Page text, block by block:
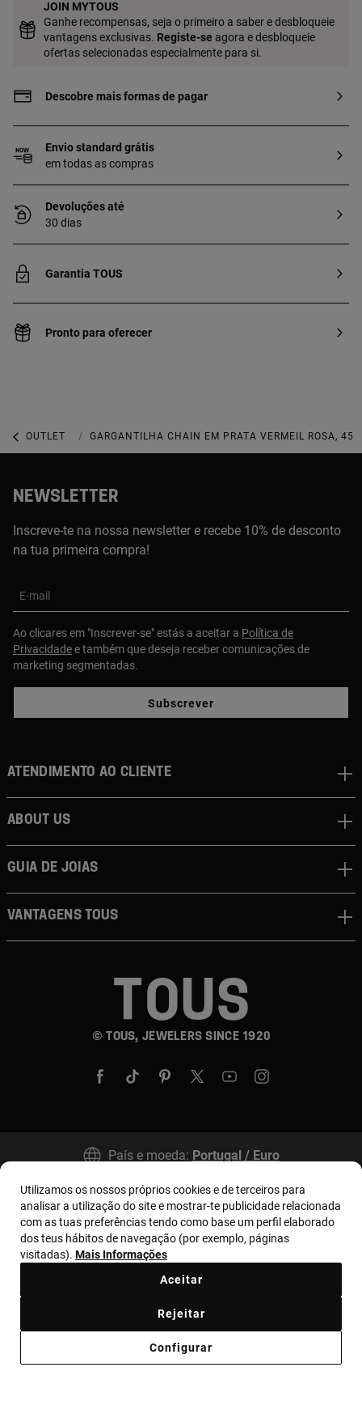
JOIN MYTOUS
Ganhe recompensas, seja o primeiro a saber e desbloqueie
vantagens exclusivas. Registe-se agora e desbloqueie
ofertas selecionadas especialmente para si.
Descobre mais formas de pagar
Envio standard grátis
em todas as compras
Devoluções até
30 dias
Garantia TOUS
Pronto para oferecer
OUTLET OUTLET JOALHARIA
GARGANTILHA CHAIN EM PRATA VERMEIL ROSA, 45
NEWSLETTER
Inscreve-te na nossa newsletter e recebe 10% de desconto
na tua primeira compra!
E-mail
Ao clicares em "Inscrever-se" estás a aceitar a Política de
Privacidadee também que deseja receber comunicações de
marketing segmentadas.
Subscrever
© TOUS, JEWELERS SINCE 1920
Atendimento ao cliente
About us
Guia de joias
Vantagens TOUS
País e moeda: Portugal / Euro
Termos e condições Política de uso e privacidade
Política de Cookies Aviso legal Bases MYTOUS
Livro de Reclamações Código de Ética
Plano de Prevenção de Riscos
Utilizamos os nossos próprios cookies e de terceiros para
analisar a utilização do site e mostrar-te publicidade relacionada
com as tuas preferências tendo como base um perfil elaborado
dos teus hábitos de navegação (por exemplo, páginas
visitadas). Mais Informações
Configurar
Rejeitar
Aceitar